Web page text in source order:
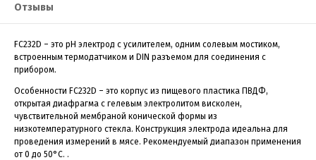
Отзывы
FC232D – это рН электрод с усилителем, одним солевым мостиком,
встроенным термодатчиком и DIN разъемом для соединения с
прибором.
Особенности FC232D – это корпус из пищевого пластика ПВДФ,
открытая диафрагма с гелевым электролитом висколен,
чувствительной мембраной конической формы из
низкотемпературного стекла. Конструкция электрода идеальна для
проведения измерений в мясе. Рекомендуемый диапазон применения
от 0 до 50°С. .